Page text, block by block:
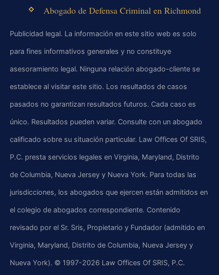
Abogado de Defensa Criminal en Richmond
Publicidad legal. La información en este sitio web es solo
para fines informativos generales y no constituye
asesoramiento legal. Ninguna relación abogado-cliente se
establece al visitar este sitio. Los resultados de casos
pasados no garantizan resultados futuros. Cada caso es
único. Resultados pueden variar. Consulte con un abogado
calificado sobre su situación particular. Law Offices Of SRIS,
P.C. presta servicios legales en Virginia, Maryland, Distrito
de Columbia, Nueva Jersey y Nueva York. Para todas las
jurisdicciones, los abogados que ejercen están admitidos en
el colegio de abogados correspondiente. Contenido
revisado por el Sr. Sris, Propietario y Fundador (admitido en
Virginia, Maryland, Distrito de Columbia, Nueva Jersey y
Nueva York). © 1997-2026 Law Offices Of SRIS, P.C.